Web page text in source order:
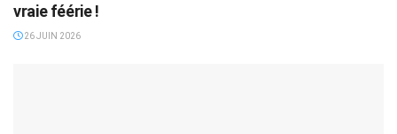
vraie féérie !
26 JUIN 2026